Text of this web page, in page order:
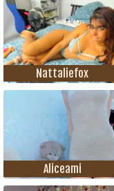
Nattaliefox
Aliceami